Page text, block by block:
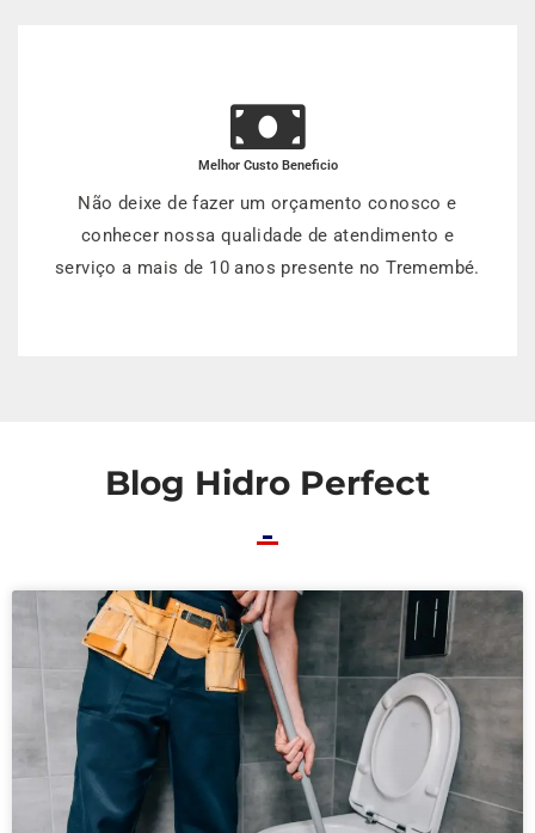
Melhor Custo Beneficio
Não deixe de fazer um orçamento conosco e
conhecer nossa qualidade de atendimento e
serviço a mais de 10 anos presente no Tremembé.
Blog Hidro Perfect